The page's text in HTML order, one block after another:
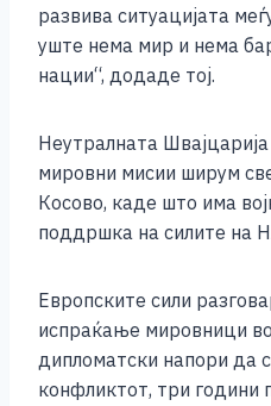
развива ситуацијата
уште нема мир и нема
нации“, додаде тој.
Неутралната
мировни мисии ширум
Косово, каде што има
поддршка на силите на
Европските сили
испраќање мировници
дипломатски напори да
конфликтот, три години